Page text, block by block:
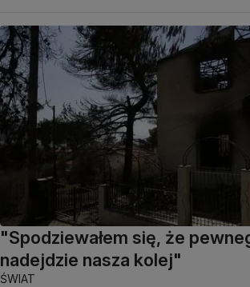
"Spodziewałem się, że
nadejdzie nasza kolej"
ŚWIAT